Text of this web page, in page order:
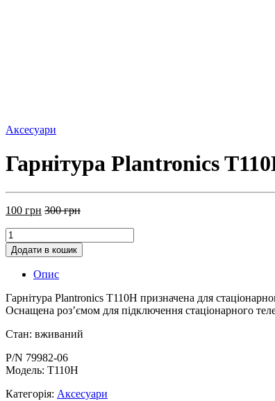
Аксесуари
Гарнітура Plantronics
100 грн 300грн
Додати в кошик
Опис
Гарнітура Plantronics T110H призначена для
Оснащена роз’ємом для підключення стаціонарного
Стан: вживаний
P/N 79982-06
Модель: T110H
Категорія: Аксесуари